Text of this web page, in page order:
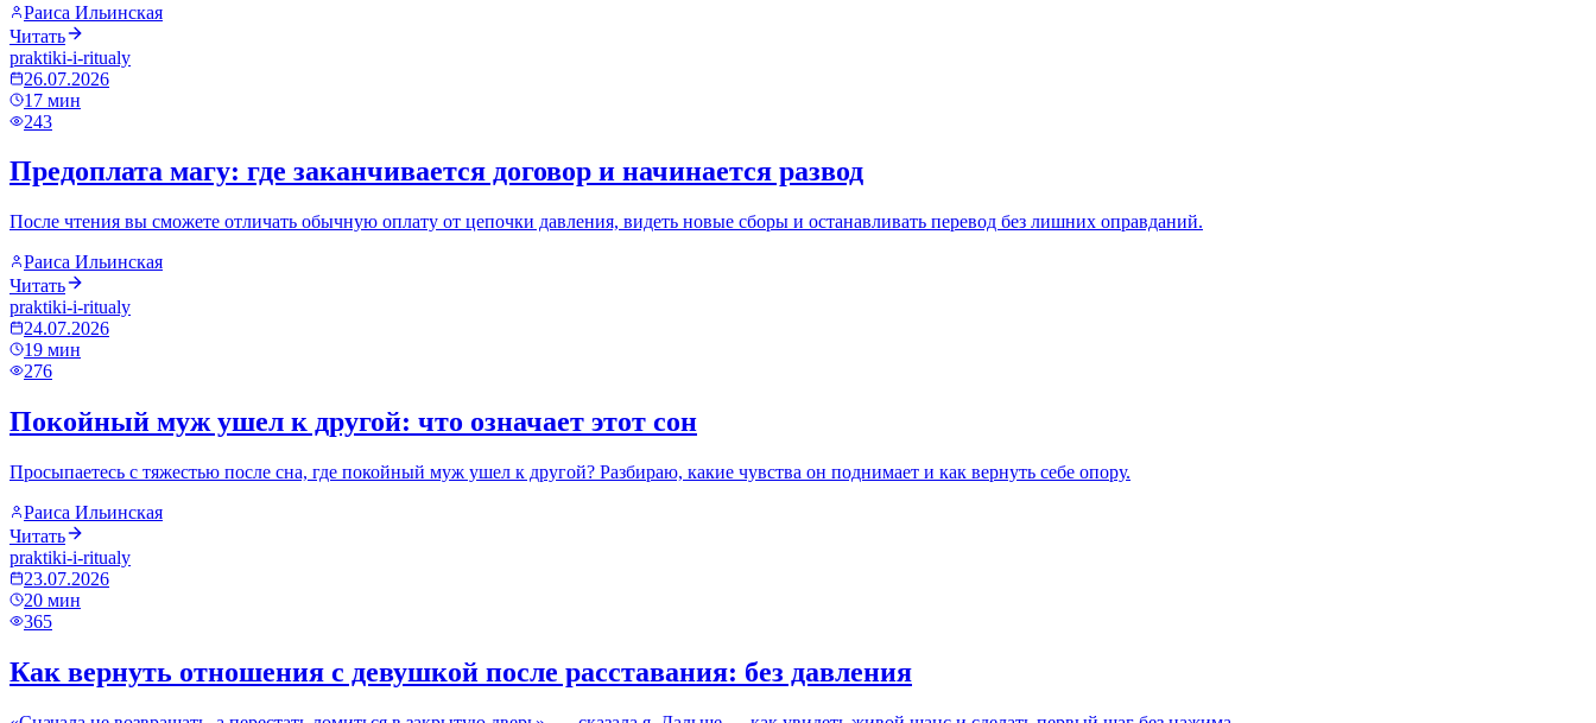
Раиса Ильинская
Читать
praktiki-i-ritualy
26.07.2026
17 мин
243
Предоплата магу: где заканчивается договор и начинается развод
После чтения вы сможете отличать обычную оплату от цепочки давления, видеть новые сборы и останавливать перевод без лишних оправданий.
Раиса Ильинская
Читать
praktiki-i-ritualy
24.07.2026
19 мин
276
Покойный муж ушел к другой: что означает этот сон
Просыпаетесь с тяжестью после сна, где покойный муж ушел к другой? Разбираю, какие чувства он поднимает и как вернуть себе опору.
Раиса Ильинская
Читать
praktiki-i-ritualy
23.07.2026
20 мин
365
Как вернуть отношения с девушкой после расставания: без давления